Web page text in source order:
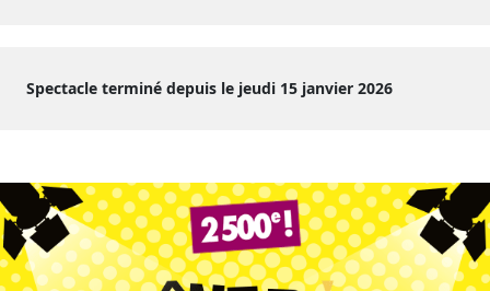
Spectacle terminé depuis le jeudi 15 janvier 2026